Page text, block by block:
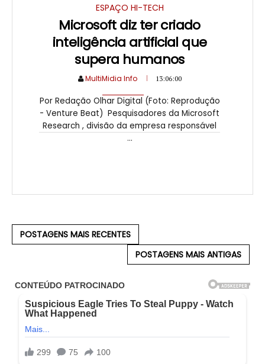
ESPAÇO HI-TECH
Microsoft diz ter criado
inteligência artificial que
supera humanos
MultiMidia Info 13:06:00
Por Redação Olhar Digital (Foto: Reprodução
- Venture Beat) Pesquisadores da Microsoft
Research , divisão da empresa responsável
...
POSTAGENS MAIS RECENTES
POSTAGENS MAIS ANTIGAS